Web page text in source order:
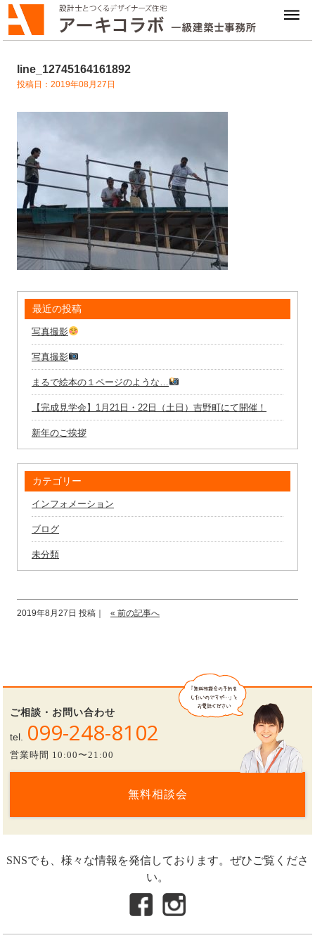
line_12745164161892
投稿日：2019年08月27日
最近の投稿
写真撮影
写真撮影
まるで絵本の１ページのような…
【完成見学会】1月21日・22日（土日）吉野町にて開催！
新年のご挨拶
カテゴリー
インフォメーション
ブログ
未分類
2019年8月27日 投稿｜ « 前の記事へ
ご相談・お問い合わせ
tel. 099-248-8102
営業時間 10:00〜21:00
無料相談会
SNSでも、様々な情報を発信しております。ぜひご覧くださ
い。